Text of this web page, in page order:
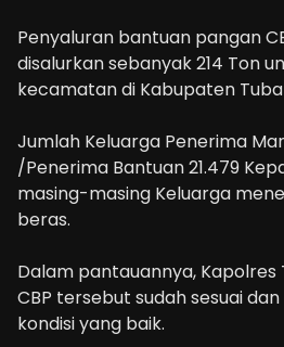
Penyaluran bantuan pangan
disalurkan sebanyak 214 Ton
kecamatan di Kabupaten
Jumlah Keluarga Penerima
/Penerima Bantuan 21.479
masing-masing Keluarga
beras.
Dalam pantauannya,
CBP tersebut sudah sesuai
kondisi yang baik.